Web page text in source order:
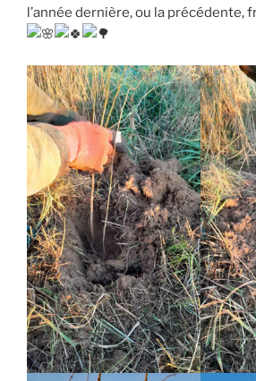
l’année dernière, ou la précédente,